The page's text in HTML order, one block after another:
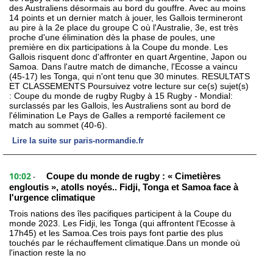
des Australiens désormais au bord du gouffre. Avec au moins
14 points et un dernier match à jouer, les Gallois termineront
au pire à la 2e place du groupe C où l'Australie, 3e, est très
proche d'une élimination dès la phase de poules, une
première en dix participations à la Coupe du monde. Les
Gallois risquent donc d'affronter en quart Argentine, Japon ou
Samoa. Dans l'autre match de dimanche, l'Ecosse a vaincu
(45-17) les Tonga, qui n'ont tenu que 30 minutes. RESULTATS
ET CLASSEMENTS Poursuivez votre lecture sur ce(s) sujet(s)
: Coupe du monde de rugby Rugby à 15 Rugby - Mondial:
surclassés par les Gallois, les Australiens sont au bord de
l'élimination Le Pays de Galles a remporté facilement ce
match au sommet (40-6).
Lire la suite sur paris-normandie.fr
10:02 -
Coupe du monde de rugby : « Cimetières
engloutis », atolls noyés.. Fidji, Tonga et Samoa face à
l'urgence climatique
Trois nations des îles pacifiques participent à la Coupe du
monde 2023. Les Fidji, les Tonga (qui affrontent l'Ecosse à
17h45) et les Samoa.Ces trois pays font partie des plus
touchés par le réchauffement climatique.Dans un monde où
l'inaction reste la no